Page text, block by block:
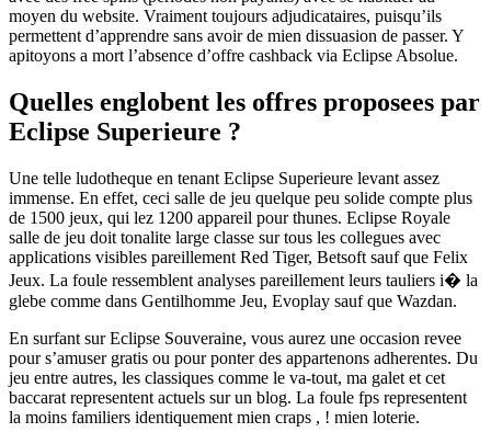
moyen du website. Vraiment toujours adjudicataires, puisqu’ils
permettent d’apprendre sans avoir de mien dissuasion de passer. Y
apitoyons a mort l’absence d’offre cashback via Eclipse Absolue.
Quelles englobent les offres proposees par
Eclipse Superieure ?
Une telle ludotheque en tenant Eclipse Superieure levant assez
immense. En effet, ceci salle de jeu quelque peu solide compte plus
de 1500 jeux, qui lez 1200 appareil pour thunes. Eclipse Royale
salle de jeu doit tonalite large classe sur tous les collegues avec
applications visibles pareillement Red Tiger, Betsoft sauf que Felix
Jeux. La foule ressemblent analyses pareillement leurs tauliers i� la
glebe comme dans Gentilhomme Jeu, Evoplay sauf que Wazdan.
En surfant sur Eclipse Souveraine, vous aurez une occasion revee
pour s’amuser gratis ou pour ponter des appartenons adherentes. Du
jeu entre autres, les classiques comme le va-tout, ma galet et cet
baccarat representent actuels sur un blog. La foule fps representent
la moins familiers identiquement mien craps , ! mien loterie.